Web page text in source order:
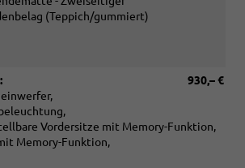
(Teppich/gummiert)
930,– €
Vordersitze mit Memory-Funktion,
Memory-Funktion,